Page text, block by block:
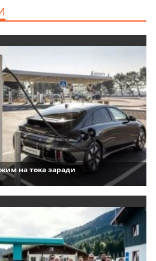
на тока заради